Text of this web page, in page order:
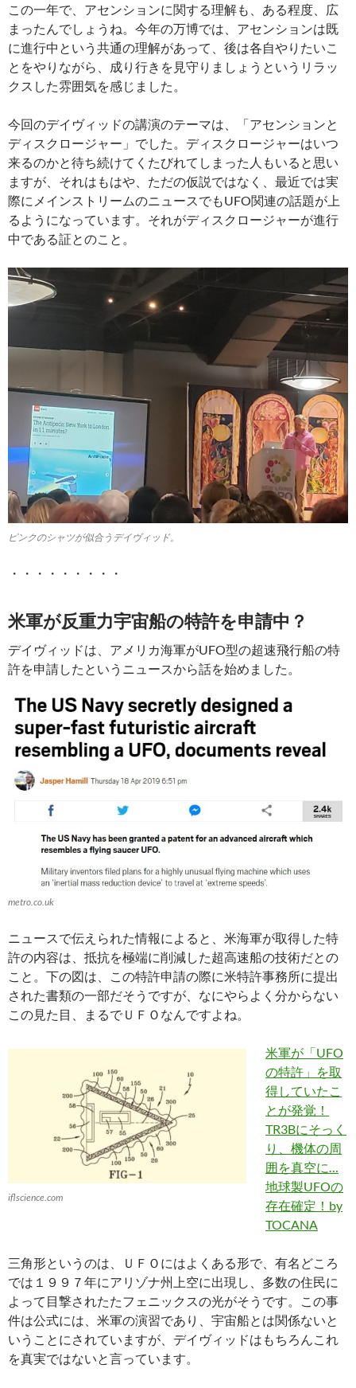
この一年で、アセンションに関する理解も、ある程度、広
まったんでしょうね。今年の万博では、アセンションは既
に進行中という共通の理解があって、後は各自やりたいこ
とをやりながら、成り行きを見守りましょうというリラッ
クスした雰囲気を感じました。
今回のデイヴィッドの講演のテーマは、「アセンションと
ディスクロージャー」でした。ディスクロージャーはいつ
来るのかと待ち続けてくたびれてしまった人もいると思い
ますが、それはもはや、ただの仮説ではなく、最近では実
際にメインストリームのニュースでもUFO関連の話題が上
るようになっています。それがディスクロージャーが進行
中である証とのこと。
ピンクのシャツが似合うデイヴィッド。
・・・・・・・・・
米軍が反重力宇宙船の特許を申請中？
デイヴィッドは、アメリカ海軍がUFO型の超速飛行船の特
許を申請したというニュースから話を始めました。
metro.co.uk
ニュースで伝えられた情報によると、米海軍が取得した特
許の内容は、抵抗を極端に削減した超高速船の技術だとの
こと。下の図は、この特許申請の際に米特許事務所に提出
された書類の一部だそうですが、なにやらよく分からない
この見た目、まるでＵＦＯなんですよね。
iflscience.com
米軍が「UFO
の特許」を取
得していたこ
とが発覚！
TR3Bにそっく
り、機体の周
囲を真空に…
地球製UFOの
存在確定！by
TOCANA
三角形というのは、ＵＦＯにはよくある形で、有名どころ
では１９９７年にアリゾナ州上空に出現し、多数の住民に
よって目撃されたたフェニックスの光がそうです。この事
件は公式には、米軍の演習であり、宇宙船とは関係ないと
いうことにされていますが、デイヴィッドはもちろんこれ
を真実ではないと言っています。